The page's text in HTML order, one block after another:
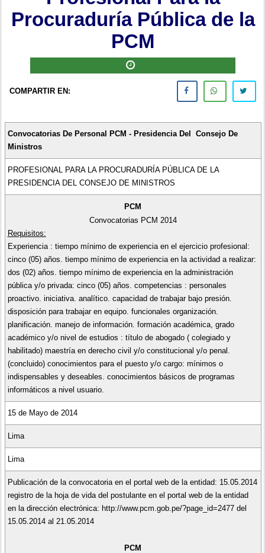
Procuraduría Pública de la
PCM
COMPARTIR EN:
Convocatorias De Personal PCM - Presidencia Del Consejo De
Ministros
PROFESIONAL PARA LA PROCURADURÍA PÚBLICA DE LA
PRESIDENCIA DEL CONSEJO DE MINISTROS
PCM
Convocatorias PCM 2014
Requisitos:
Experiencia : tiempo mínimo de experiencia en el ejercicio profesional:
cinco (05) años. tiempo mínimo de experiencia en la actividad a realizar:
dos (02) años. tiempo mínimo de experiencia en la administración
pública y/o privada: cinco (05) años. competencias : personales
proactivo. iniciativa. analítico. capacidad de trabajar bajo presión.
disposición para trabajar en equipo. funcionales organización.
planificación. manejo de información. formación académica, grado
académico y/o nivel de estudios : título de abogado ( colegiado y
habilitado) maestría en derecho civil y/o constitucional y/o penal.
(concluido) conocimientos para el puesto y/o cargo: mínimos o
indispensables y deseables. conocimientos básicos de programas
informáticos a nivel usuario.
15 de Mayo de 2014
Lima
Lima
Publicación de la convocatoria en el portal web de la entidad: 15.05.2014
registro de la hoja de vida del postulante en el portal web de la entidad
en la dirección electrónica: http://www.pcm.gob.pe/?page_id=2477 del
15.05.2014 al 21.05.2014
PCM